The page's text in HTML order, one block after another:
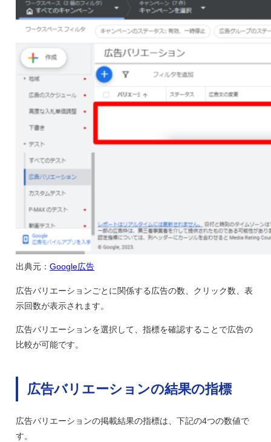
出典元：Google広告
広告バリエーションごとに関係する広告の数、クリック数、表
示回数が表示されます。
広告バリエーションを選択して、指標を確認することで広告の
比較が可能です。
広告バリエーションの結果の指標
広告バリエーションの掲載結果の指標は、下記の4つの数値で
す。